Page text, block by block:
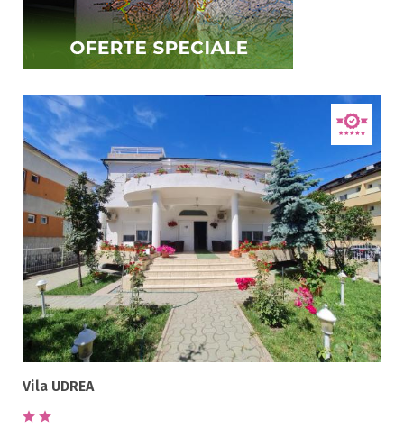
Vila ( 461 )
Selecteaza pretul
Pret: 0.00 3800.00LEI
Tip oferta
Toate tipurile de oferte
Oferta Team Building ( 1 )
Oferta Tabere ( 2 )
Oferta pentru Grupuri ( 1 )
Oferta Spa & Wellness ( 1 )
Oferta pachet ( 1 )
Oferta pentru Elevi ( 2 )
Oferta tratament balnear ( 1 )
Vila UDREA